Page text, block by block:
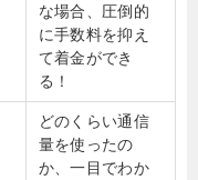
な場合、圧倒的
に手数料を抑え
て着金ができ
る！
どのくらい通信
量を使ったの
か、一目でわか